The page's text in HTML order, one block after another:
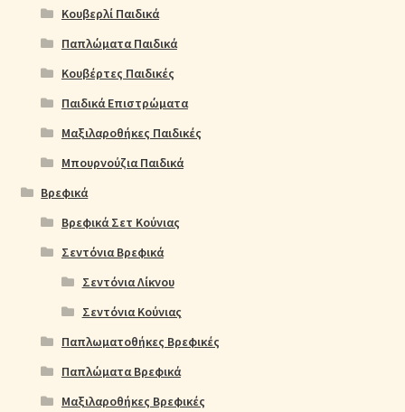
Κουβερλί Παιδικά
Παπλώματα Παιδικά
Κουβέρτες Παιδικές
Παιδικά Επιστρώματα
Μαξιλαροθήκες Παιδικές
Μπουρνούζια Παιδικά
Βρεφικά
Βρεφικά Σετ Κούνιας
Σεντόνια Βρεφικά
Σεντόνια Λίκνου
Σεντόνια Κούνιας
Παπλωματοθήκες Βρεφικές
Παπλώματα Βρεφικά
Μαξιλαροθήκες Βρεφικές